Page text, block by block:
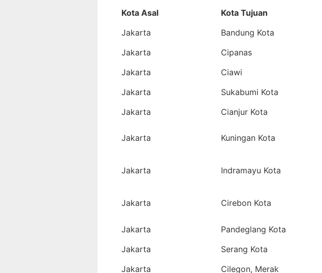
Kota Asal Kota Tujuan
Jakarta
Bandung Kota
Jakarta
Cipanas
Jakarta
Ciawi
Jakarta
Sukabumi Kota
Jakarta
Cianjur Kota
Jakarta Kuningan Kota
Jakarta Indramayu Kota
Jakarta Cirebon Kota
Jakarta
Pandeglang Kota
Jakarta
Serang Kota
Jakarta
Cilegon, Merak